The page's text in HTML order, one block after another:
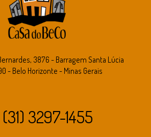
3876 - Barragem Santa Lúcia
- Belo Horizonte - Minas Gerais
(31) 3297-1455